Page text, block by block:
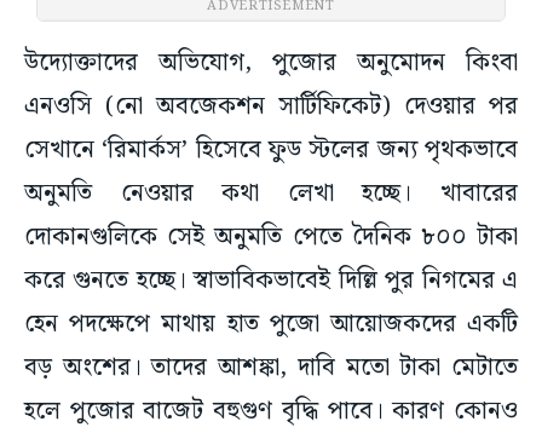
ADVERTISEMENT
উদ্যোক্তাদের অভিযোগ, পুজোর অনুমোদন কিংবা
এনওসি (নো অবজেকশন সার্টিফিকেট) দেওয়ার পর
সেখানে ‘রিমার্কস’ হিসেবে ফুড স্টলের জন্য পৃথকভাবে
অনুমতি নেওয়ার কথা লেখা হচ্ছে। খাবারের
দোকানগুলিকে সেই অনুমতি পেতে দৈনিক ৮০০ টাকা
করে গুনতে হচ্ছে। স্বাভাবিকভাবেই দিল্লি পুর নিগমের এ
হেন পদক্ষেপে মাথায় হাত পুজো আয়োজকদের একটি
বড় অংশের। তাদের আশঙ্কা, দাবি মতো টাকা মেটাতে
হলে পুজোর বাজেট বহুগুণ বৃদ্ধি পাবে। কারণ কোনও